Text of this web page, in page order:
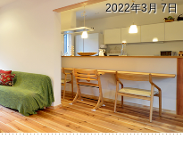
2022年3月 7日